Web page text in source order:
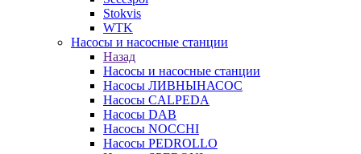
Stokvis
WTK
Насосы и насосные станции
Назад
Насосы и насосные станции
Насосы ЛИВНЫНАСОС
Насосы CALPEDA
Насосы DAB
Насосы NOCCHI
Насосы PEDROLLO